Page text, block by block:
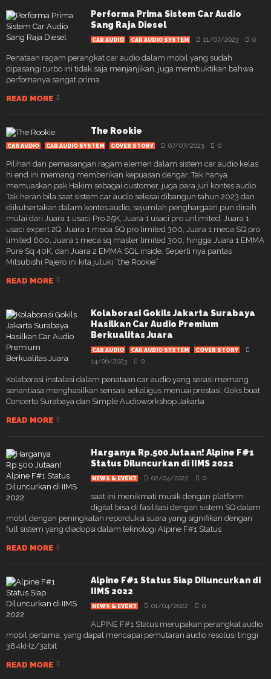
Performa Prima Sistem Car Audio
Sang Raja Diesel
CAR AUDIO CAR AUDIO SYSTEM 11/07/2023 0
Penataan ragam perangkat car audio dalam mobil yang sudah
dipasangi turbo ini tidak saja menjanjikan, juga membuktikan bahwa
perfomanya sangat prima.
READ MORE
The Rookie
CAR AUDIO CAR AUDIO SYSTEM COVER STORY 07/07/2023 0
Pilihan dan pemasangan ragam elemen dalam sistem car audio kelas
hi end ini memang memberikan kepuasan dengar. Tak hanya
memuaskan pak Hakim sebagai customer, juga para juri kontes audio.
Tak heran bila saat sistem car audio selesai dibangun tahun 2023 dan
diikutsertakan dalam kontes audio, sejumlah penghargaan pun diraih
mulai dari Juara 1 usaci Pro 25K, Juara 1 usaci pro unlimited, Juara 1
usaci expert 2Q, Juara 1 meca SQ pro limited 300, Juara 1 meca SQ pro
limited 600, Juara 1 meca sq master limited 300, hingga Juara 1 EMMA
Pure Sq 40K, dan Juara 2 EMMA SQL inside. Seperti nya pantas
Mitsubishi Pajero ini kita juluki “the Rookie”
READ MORE
Kolaborasi Gokils Jakarta Surabaya
Hasilkan Car Audio Premium
Berkualitas Juara
CAR AUDIO CAR AUDIO SYSTEM COVER STORY
14/06/2023 0
Kolaborasi instalasi dalam penataan car audio yang serasi memang
senantiasa menghasilkan sensasi sekaligus menuai prestasi, Goks buat
Concerto Surabaya dan Simple Audioworkshop Jakarta
READ MORE
Harganya Rp.500 Jutaan! Alpine F#1
Status Diluncurkan di IIMS 2022
NEWS & EVENT 02/04/2022 0
saat ini menikmati musik dengan platform
digital bisa di fasilitasi dengan sistem SQ dalam
mobil dengan peningkatan reporduksi suara yang signifikan dengan
full sistem yang diadopsi dalam teknologi Alpine F#1 Status
READ MORE
Alpine F#1 Status Siap Diluncurkan di
IIMS 2022
NEWS & EVENT 01/04/2022 0
ALPINE F#1 Status merupakan perangkat audio
mobil pertama, yang dapat mencapai pemutaran audio resolusi tinggi
384kHz/32bit
READ MORE